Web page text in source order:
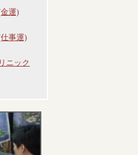
運)
事運)
ニック